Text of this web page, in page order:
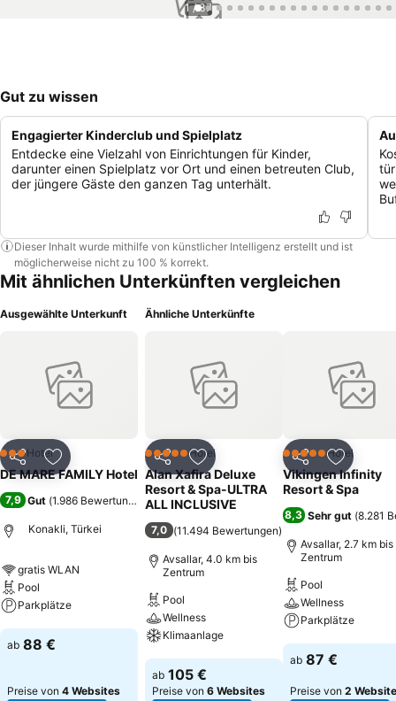
1 / 37
Gut zu wissen
Engagierter Kinderclub und Spielplatz
Entdecke eine Vielzahl von Einrichtungen für Kinder,
darunter einen Spielplatz vor Ort und einen betreuten Club,
der jüngere Gäste den ganzen Tag unterhält.
Dieser Inhalt wurde mithilfe von künstlicher Intelligenz erstellt und ist
möglicherweise nicht zu 100 % korrekt.
Mit ähnlichen Unterkünften vergleichen
Ausgewählte Unterkunft
Teilen Zu Favoriten hinzufügen
3 SterneHotel
DE MARE FAMILY Hotel
7,9 Gut (1.986 Bewertungen )
Konakli, Türkei
gratis WLAN
Pool
Parkplätze
Preise sehen
ab 88 €
Preise von 4 Websites
Ähnliche Unterkünfte
Teilen Zu Favoriten hinzufügen
5 Sterne Hotel
Alan Xafira Deluxe
Resort & Spa-ULTRA
ALL INCLUSIVE
7,0 (11.494 Bewertungen)
Avsallar, 4.0 km bis
Zentrum
Pool
Wellness
Klimaanlage
Preise sehen
ab 105 €
Preise von 6 Websites
Teilen Zu
5 Sterne Hotel
Vikingen Infinity
Resort & Spa
8,3 Sehr gut (8.281
Avsallar, 2.7 km bis
Zentrum
Pool
Wellness
Parkplätze
Preise sehen
ab 87 €
Preise von 2